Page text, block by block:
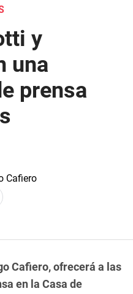
y
una
prensa
Cafiero, ofrecerá a las
en la Casa de